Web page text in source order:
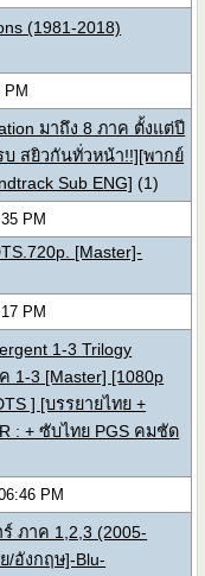
(1981-2018)
มาถึง 8 ภาค ตั้งแต่ปี
บ สยิวกันทั่วหน้า!!][พากย์
Sub ENG] (1)
PM
[Master]-
PM
1-3 Trilogy
1-3 [Master] [1080p
] [บรรยายไทย +
: + ซับไทย PGS คมชัด
PM
ภาค 1,2,3 (2005-
/อังกฤษ]-Blu-